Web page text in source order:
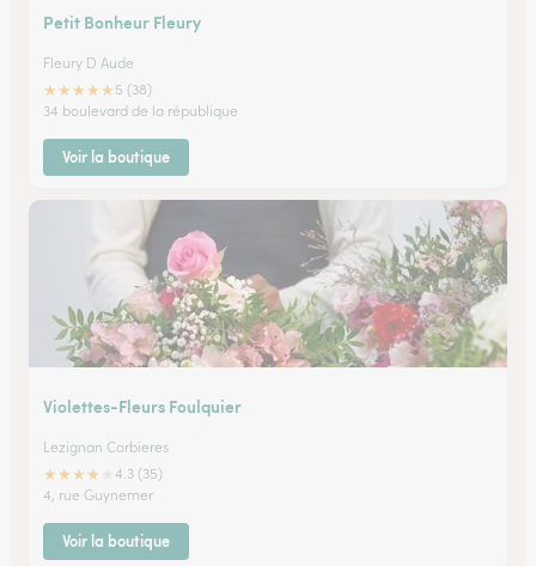
Petit Bonheur Fleury
Fleury D Aude
★★★★★ 5 (38)
34 boulevard de la république
Voir la boutique
Violettes-Fleurs Foulquier
Lezignan Corbieres
★★★★
4.3 (35)
4, rue Guynemer
Voir la boutique